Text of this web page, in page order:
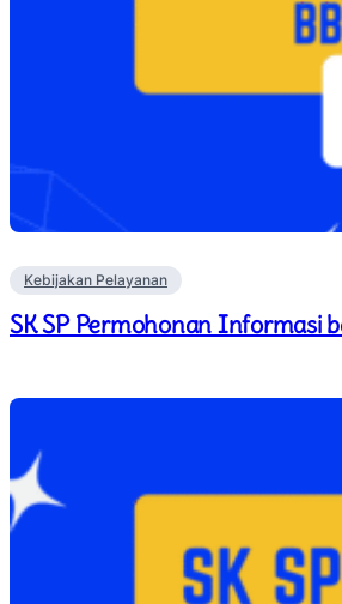
Kebijakan Pelayanan
SK SP Permohonan Informasi